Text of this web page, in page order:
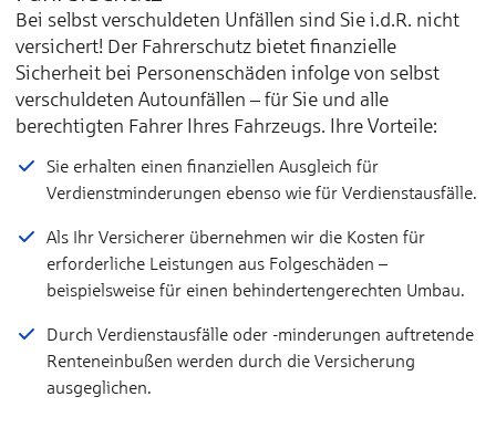
Kaufwert­entschädigung bis
Erstattung einer Wertminderung
Fahrzeugunterstellkosten aufgrund eines versicherten
Bei selbst verschuldeten Unfällen sind Sie i.d.R. nicht
versichert! Der Fahrerschutz bietet finanzielle
Sicherheit bei Personenschäden infolge von selbst
verschuldeten Autounfällen – für Sie und alle
berechtigten Fahrer Ihres Fahrzeugs. Ihre Vorteile:
Sie erhalten einen finanziellen Ausgleich für
Verdienstminderungen ebenso wie für Verdienstausfälle.
Als Ihr Versicherer übernehmen wir die Kosten für
erforderliche Leistungen aus Folgeschäden –
beispielsweise für einen behindertengerechten Umbau.
Durch Verdienstausfälle oder -minderungen auftretende
Renteneinbußen werden durch die Versicherung
ausgeglichen.